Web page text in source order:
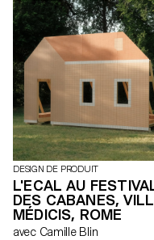
à articuler décors,
personnages et lumières
créer des mises en scène
fortes et cohérentes. À
une approche pratique et
technique, le cours
leur capacité à concevoir
projet complet, à diriger
modèles, à travailler la
naturelle ou artificielle et à
collaborer dans des
proches de la réalité
professionnelle. Les
étudiant·e·x·s affineront ainsi
leur regard d’auteur tout en
préparant aux exigences
mandats éditoriaux et
commerciaux.
DESIGN DE PRODUIT
L'ECAL AU
DES CABANES,
MÉDICIS, ROME
avec Camille Blin